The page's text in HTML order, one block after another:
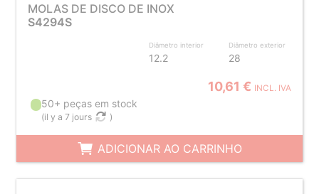
MOLAS DE DISCO DE INOX
S4294S
Diâmetro interior
12.2
Diâmetro exterior
28
10,61 € INCL. IVA
50+ peças em stock
(il y a 7 jours )
ADICIONAR AO CARRINHO